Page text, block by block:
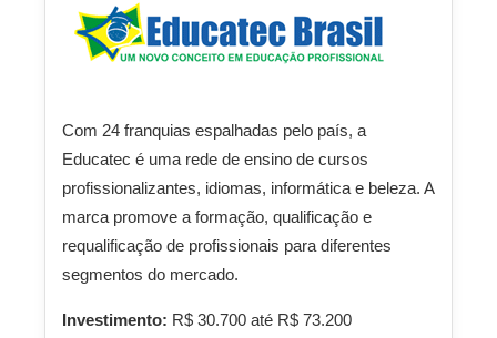
Com 24 franquias espalhadas pelo país, a
Educatec é uma rede de ensino de cursos
profissionalizantes, idiomas, informática e beleza. A
marca promove a formação, qualificação e
requalificação de profissionais para diferentes
segmentos do mercado.
Investimento: R$ 30.700 até R$ 73.200